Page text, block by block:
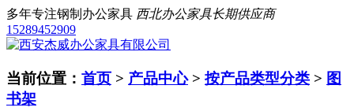
多年专注钢制办公家具 西北办公家具长期供应商
15289452909
当前位置： 首页 > 产品中心> 按产品类型分类 > 图
书架